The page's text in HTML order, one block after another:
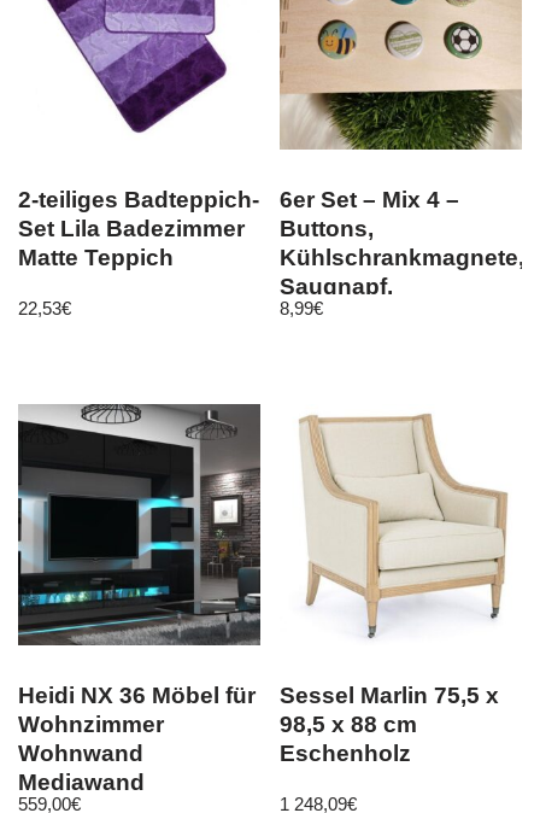
2-teiliges Badteppich-
Set Lila Badezimmer
Matte Teppich
22,53€
6er Set – Mix 4 –
Buttons,
Kühlschrankmagnete,
Saugnapf,
Kleidermagnet
8,99€
Heidi NX 36 Möbel für
Wohnzimmer
Wohnwand
Mediawand
559,00€
Sessel Marlin 75,5 x
98,5 x 88 cm
Eschenholz
1 248,09€